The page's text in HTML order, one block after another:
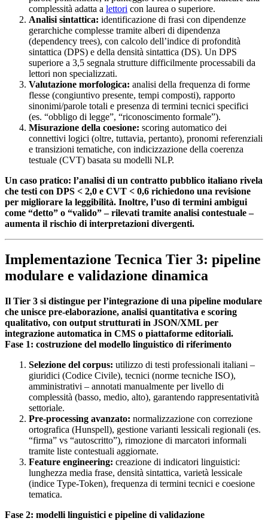
complessità adatta a lettori con laurea o superiore.
Analisi sintattica: identificazione di frasi con dipendenze
gerarchiche complesse tramite alberi di dipendenza
(dependency trees), con calcolo dell’indice di profondità
sintattica (DPS) e della densità sintattica (DS). Un DPS
superiore a 3,5 segnala strutture difficilmente processabili da
lettori non specializzati.
Valutazione morfologica: analisi della frequenza di forme
flesse (congiuntivo presente, tempi composti), rapporto
sinonimi/parole totali e presenza di termini tecnici specifici
(es. “obbligo di legge”, “riconoscimento formale”).
Misurazione della coesione: scoring automatico dei
connettivi logici (oltre, tuttavia, pertanto), pronomi referenziali
e transizioni tematiche, con indicizzazione della coerenza
testuale (CVT) basata su modelli NLP.
Un caso pratico: l’analisi di un contratto pubblico italiano rivela
che testi con DPS < 2,0 e CVT < 0,6 richiedono una revisione
per migliorare la leggibilità. Inoltre, l’uso di termini ambigui
come “detto” o “valido” – rilevati tramite analisi contestuale –
aumenta il rischio di interpretazioni divergenti.
Implementazione Tecnica Tier 3: pipeline
modulare e validazione dinamica
Il Tier 3 si distingue per l’integrazione di una pipeline modulare
che unisce pre-elaborazione, analisi quantitativa e scoring
qualitativo, con output strutturati in JSON/XML per
integrazione automatica in CMS o piattaforme editoriali.
Fase 1: costruzione del modello linguistico di riferimento
Selezione del corpus: utilizzo di testi professionali italiani –
giuridici (Codice Civile), tecnici (norme tecniche ISO),
amministrativi – annotati manualmente per livello di
complessità (basso, medio, alto), garantendo rappresentatività
settoriale.
Pre-processing avanzato: normalizzazione con correzione
ortografica (Hunspell), gestione varianti lessicali regionali (es.
“firma” vs “autoscritto”), rimozione di marcatori informali
tramite liste contestuali aggiornate.
Feature engineering: creazione di indicatori linguistici:
lunghezza media frase, densità sintattica, varietà lessicale
(indice Type-Token), frequenza di termini tecnici e coesione
tematica.
Fase 2: modelli linguistici e pipeline di validazione